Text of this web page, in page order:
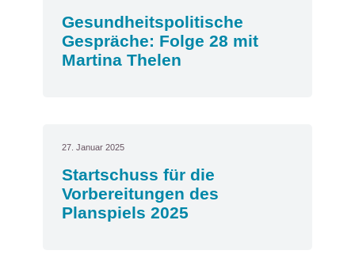
Gesundheitspolitische
Gespräche: Folge 28 mit
Martina Thelen
27. Januar 2025
Startschuss für die
Vorbereitungen des
Planspiels 2025